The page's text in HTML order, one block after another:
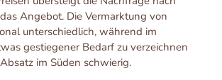
Angebot. Die Vermarktung von
unterschiedlich, während im
gestiegener Bedarf zu verzeichnen
im Süden schwierig.